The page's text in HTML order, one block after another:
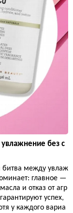
без с
битва между увлаж
главное —
и отказ от агр
успех,
у каждого вариа